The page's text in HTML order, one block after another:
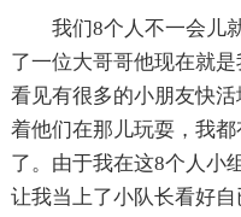
我们8个人不一会儿
了一位大哥哥他现在就
看见有很多的小朋友快
着他们在那儿玩耍，我
了。由于我在这8个人小
让我当上了小队长看好